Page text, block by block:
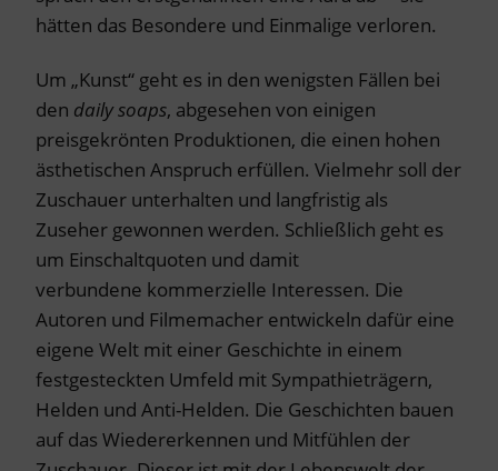
hätten das Besondere und Einmalige verloren.
Um „Kunst“ geht es in den wenigsten Fällen bei
den daily soaps, abgesehen von einigen
preisgekrönten Produktionen, die einen hohen
ästhetischen Anspruch erfüllen. Vielmehr soll der
Zuschauer unterhalten und langfristig als
Zuseher gewonnen werden. Schließlich geht es
um Einschaltquoten und damit
verbundene kommerzielle Interessen. Die
Autoren und Filmemacher entwickeln dafür eine
eigene Welt mit einer Geschichte in einem
festgesteckten Umfeld mit Sympathieträgern,
Helden und Anti-Helden. Die Geschichten bauen
auf das Wiedererkennen und Mitfühlen der